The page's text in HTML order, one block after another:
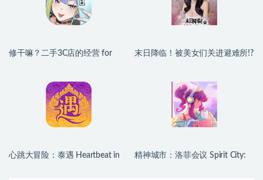
修干嘛？二手3C店的经营 for
末日降临！被美女们关进避难所!?
心跳大冒险：泰遇 Heartbeat in
精神城市：洛菲会议 Spirit City: